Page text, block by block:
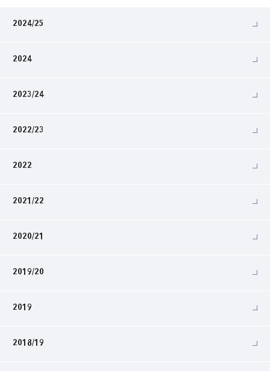
2024/25
2024
2023/24
2022/23
2022
2021/22
2020/21
2019/20
2019
2018/19